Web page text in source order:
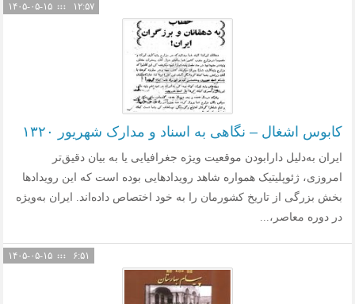
۱۲:۵۷
کابوس اشغال – نگاهی به اسناد و مدارک شهریور ۱۳۲۰
ایران به‌دلیل دارابودن موقعیت ویژه جغرافیایی یا به بیان دقیق‌‌تر
امروزی، ژئوپلیتیک همواره شاهد رویدادهایی بوده است که این رویدادها
بخش بزرگی از تاریخ کشورمان را به خود اختصاص داده‌اند. ایران به‌ویژه
در دوره معاصر،...
۶:۵۱